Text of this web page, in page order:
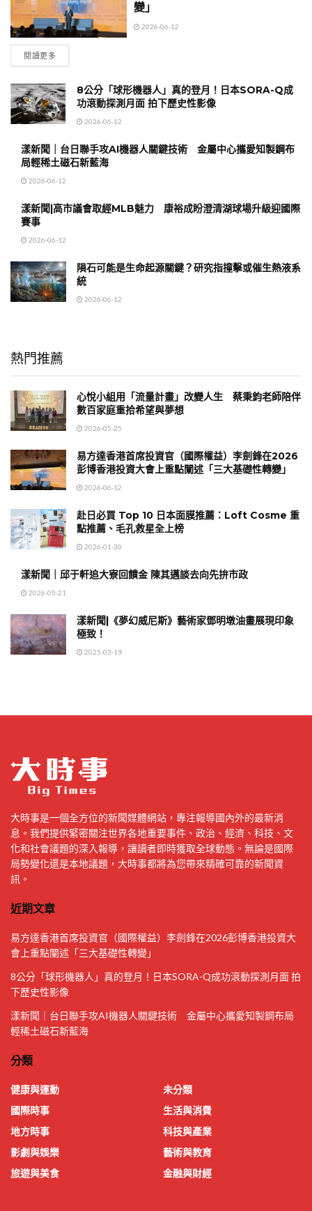
變」
2026-06-12
閱讀更多
8公分「球形機器人」真的登月！日本SORA-Q成
功滾動探測月面 拍下歷史性影像
2026-06-12
漾新聞｜台日聯手攻AI機器人關鍵技術 金屬中心攜愛知製鋼布
局輕稀土磁石新藍海
2026-06-12
漾新聞|高市議會取經MLB魅力 康裕成盼澄清湖球場升級迎國際
賽事
2026-06-12
隕石可能是生命起源關鍵？研究指撞擊或催生熱液系
統
2026-06-12
熱門推薦
心悅小組用「流量計畫」改變人生 蔡秉鈞老師陪伴
數百家庭重拾希望與夢想
2026-05-25
易方達香港首席投資官（國際權益）李劍鋒在2026
彭博香港投資大會上重點闡述「三大基礎性轉變」
2026-06-12
赴日必買 Top 10 日本面膜推薦：Loft Cosme 重
點推薦、毛孔救星全上榜
2026-01-30
漾新聞｜邱于軒追大寮回饋金 陳其邁談去向先拚市政
2026-05-21
漾新聞|《夢幻威尼斯》藝術家鄧明墩油畫展現印象
極致！
2025-03-19
大時事是一個全方位的新聞媒體網站，專注報導國內外的最新消
息。我們提供緊密關注世界各地重要事件、政治、經濟、科技、文
化和社會議題的深入報導，讓讀者即時獲取全球動態。無論是國際
局勢變化還是本地議題，大時事都將為您帶來精確可靠的新聞資
訊。
近期文章
易方達香港首席投資官（國際權益）李劍鋒在2026彭博香港投資大
會上重點闡述「三大基礎性轉變」
8公分「球形機器人」真的登月！日本SORA-Q成功滾動探測月面 拍
下歷史性影像
漾新聞｜台日聯手攻AI機器人關鍵技術 金屬中心攜愛知製鋼布局
輕稀土磁石新藍海
分類
健康與運動
國際時事
地方時事
影劇與娛樂
旅遊與美食
未分類
生活與消費
科技與產業
藝術與教育
金融與財經